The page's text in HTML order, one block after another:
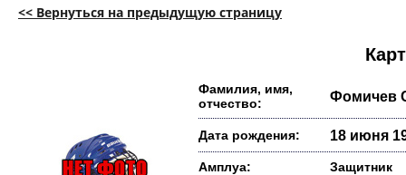
<< Вернуться на предыдущую страницу
Фамилия, имя,
отчество:
Фомичев
Дата рождения: 18 июня
Амплуа: Защитник